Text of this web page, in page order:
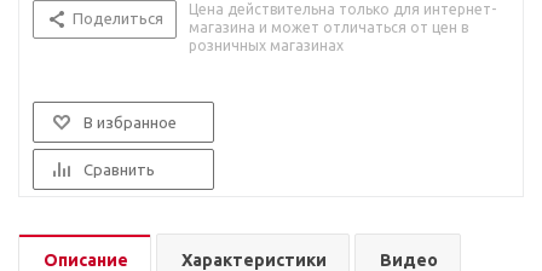
Поделиться
Цена действительна только для интернет-
магазина и может отличаться от цен в
розничных магазинах
В избранное
Сравнить
Описание Характеристики Видео